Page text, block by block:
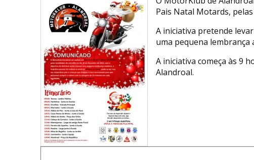
Pais Natal Motards,
A iniciativa pretende
uma pequena lembrança
A iniciativa começa às 9
Alandroal.